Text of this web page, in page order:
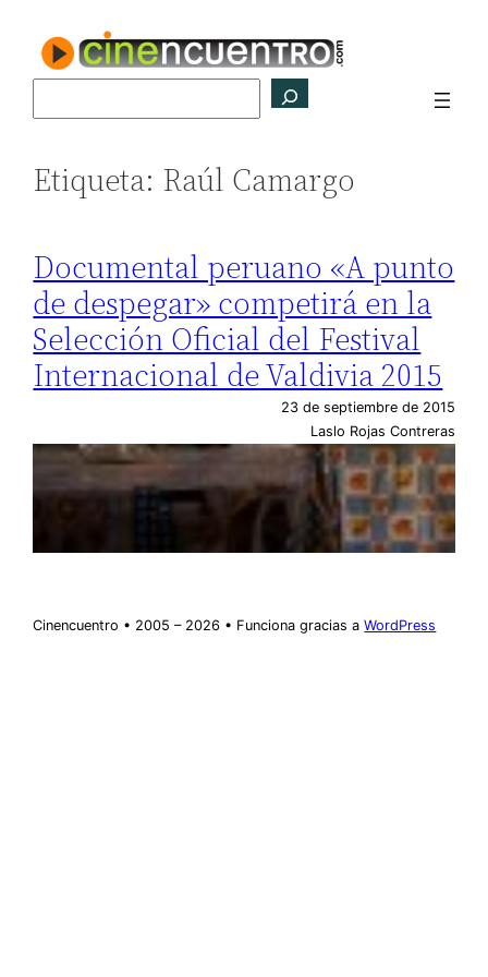
contenido
Etiqueta: Raúl Camargo
Documental peruano «A punto
de despegar» competirá en la
Selección Oficial del Festival
Internacional de Valdivia 2015
23 de septiembre de 2015
Laslo Rojas Contreras
Cinencuentro • 2005 – 2026 • Funciona gracias aWordPress